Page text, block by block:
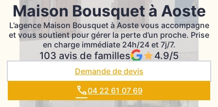
Maison Bousquet à Aoste
L’agence Maison Bousquet à Aoste vous accompagne
et vous soutient pour gérer la perte d’un proche. Prise
en charge immédiate 24h/24 et 7j/7.
103 avis de familles 4.9/5
Demande de devis
04 22 61 07 69